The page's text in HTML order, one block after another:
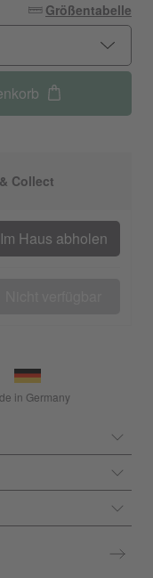
Größentabelle
Collect
Im Haus abholen
in Germany